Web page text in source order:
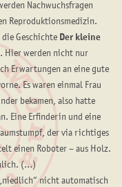
Nachwuchsfragen
Reproduktionsmedizin.
Geschichte Der kleine
. Hier werden nicht nur
Erwartungen an eine gute
Es waren einmal Frau
bekamen, also hatte
Eine Erfinderin und eine
der via richtiges
einen Roboter – aus Holz.
(…)
nicht automatisch